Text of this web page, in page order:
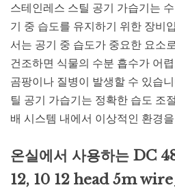
스테인레스 스틸 공기 가습기는
기 중 습도를 유지하기 위한 장비
서는 공기 중 습도가 중요한 요소
건조하면 식물의 수분 흡수가 어
곰팡이나 질병이 발생할 수 있습
틸 공기 가습기는 정확한 습도 조
배 시스템 내에서 이상적인 환경
온실에서 사용하는 DC
12, 10 12 head 5m